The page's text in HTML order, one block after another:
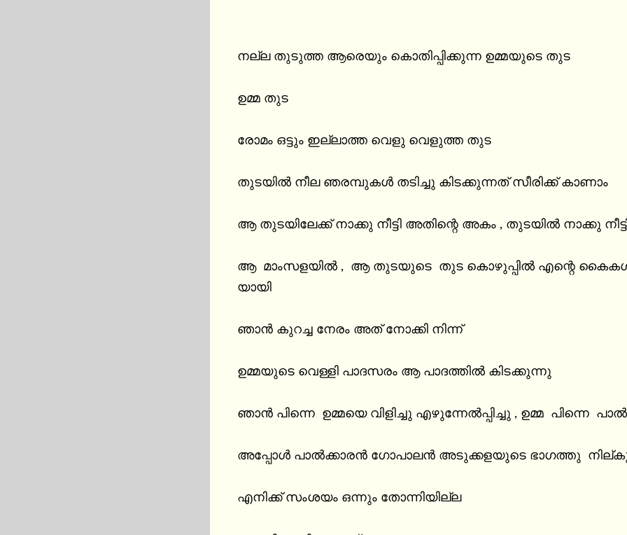
നല്ല തുടുത്ത ആരെയും കൊതിപ്പിക്കുന്ന ഉമ്മയുടെ തുട
ഉമ്മ തുട
രോമം ഒട്ടും ഇല്ലാത്ത വെളു വെളുത്ത തുട
തുടയിൽ നീല ഞരമ്പുകൾ തടിച്ചു കിടക്കുന്നത് സീരിക്ക് കാണാം
ആ തുടയിലേക്ക് നാക്കു നീട്ടി അതിന്റെ അകം , തുടയിൽ നാക്കു
ആ  മാംസളയിൽ ,  ആ തുടയുടെ  തുട കൊഴുപ്പിൽ എന്റെ കൈകൾ
യായി
ഞാൻ കുറച്ച നേരം അത് നോക്കി നിന്ന്
ഉമ്മയുടെ വെള്ളി പാദസരം ആ പാദത്തിൽ കിടക്കുന്നു
ഞാൻ പിന്നെ  ഉമ്മയെ വിളിച്ചു എഴുന്നേൽപ്പിച്ചു , ഉമ്മ  പിന്നെ
അപ്പോൾ പാൽക്കാരൻ ഗോപാലൻ അടുക്കളയുടെ ഭാഗത്തു
എനിക്ക് സംശയം ഒന്നും തോന്നിയില്ല